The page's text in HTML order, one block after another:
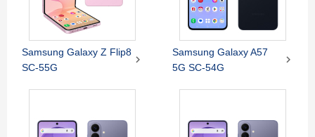
Samsung Galaxy Z Flip8
SC-55G

Samsung Galaxy A57
5G SC-54G
